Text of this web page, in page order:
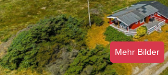
Mehr Bilder